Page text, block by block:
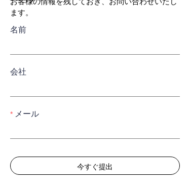
ます。
名前
会社
メール
今すぐ提出